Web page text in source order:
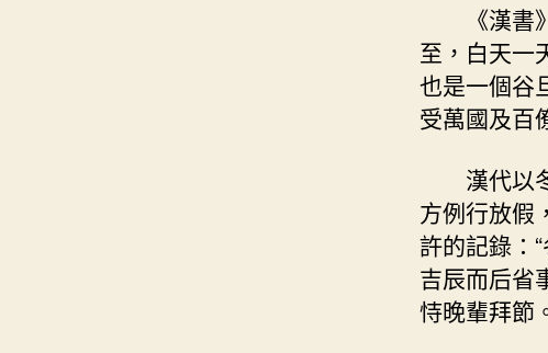
《漢
至，白天一
也是一個谷
受萬國及百
漢代以
方例行放假
許的記錄：
吉辰而后省
恃晚輩拜節